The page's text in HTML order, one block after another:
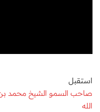
استقبل
صاحب السمو الشيخ محمد بن
الله